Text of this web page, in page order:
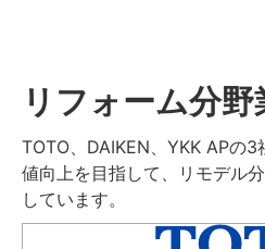
リフォーム分
TOTO、DAIKEN、YKK APの
値向上を目指して、リモデル
しています。